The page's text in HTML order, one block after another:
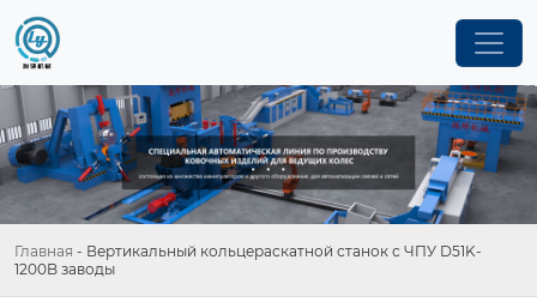
Главная - Вертикальный кольцераскатной станок с ЧПУ D51K-
1200B заводы